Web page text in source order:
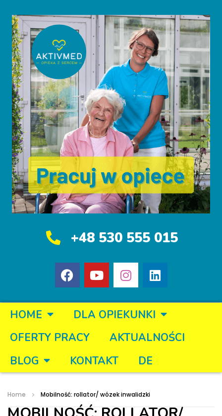
+48 530 555 015
HOME
DLA OPIEKUNKI
OFERTY PRACY
AKTUALNOŚCI
BLOG
KONTAKT DE
Home Mobilność: rollator/ wózek inwalidzki